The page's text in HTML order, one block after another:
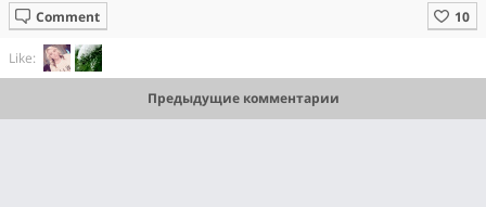
Comment
Like:
Предыдущие комментарии